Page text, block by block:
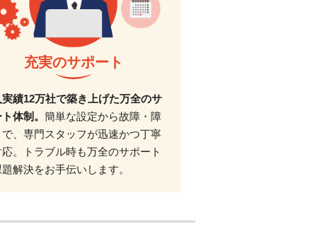
充実のサポート
績12万社で築き上げた万全のサ
体制。 簡単な設定から故障・障
、専門スタッフが迅速かつ丁寧
。トラブル時も万全のサポート
解決をお手伝いします。